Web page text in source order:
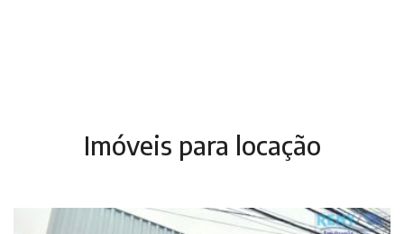
Imóveis para locação